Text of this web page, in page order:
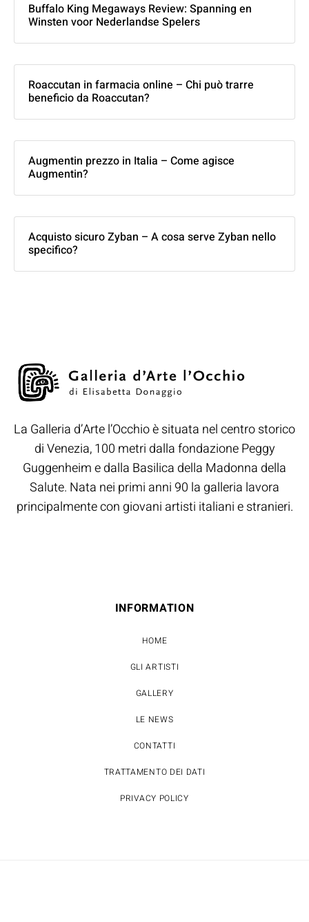
Buffalo King Megaways Review: Spanning en
Winsten voor Nederlandse Spelers
Roaccutan in farmacia online – Chi può trarre
beneficio da Roaccutan?
Augmentin prezzo in Italia – Come agisce
Augmentin?
Acquisto sicuro Zyban – A cosa serve Zyban nello
specifico?
La Galleria d’Arte l’Occhio è situata nel centro storico
di Venezia, 100 metri dalla fondazione Peggy
Guggenheim e dalla Basilica della Madonna della
Salute. Nata nei primi anni 90 la galleria lavora
principalmente con giovani artisti italiani e stranieri.
INFORMATION
HOME
GLI ARTISTI
GALLERY
LE NEWS
CONTATTI
TRATTAMENTO DEI DATI
PRIVACY POLICY